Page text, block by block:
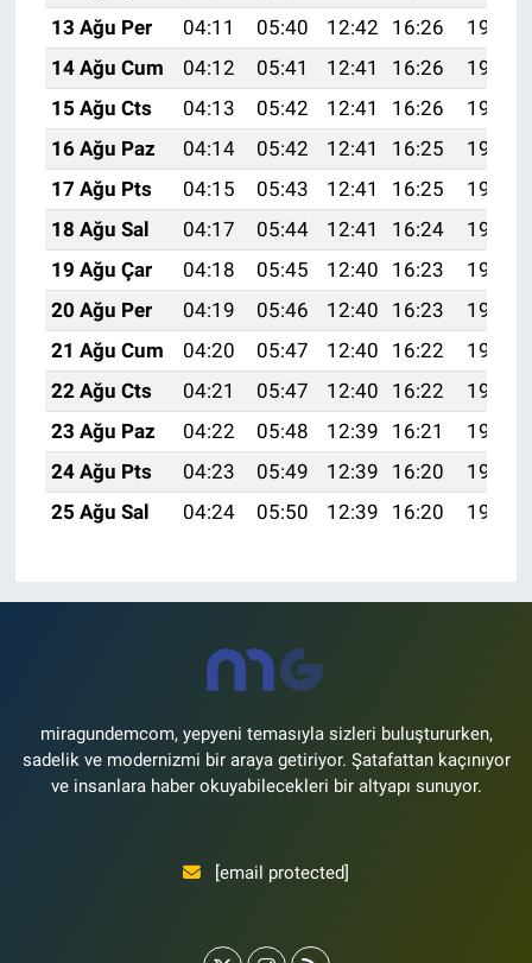
13 Ağu Per
04:11 05:40 12:42 16:26
19:33
14 Ağu Cum
04:12 05:41 12:41 16:26
19:32
15 Ağu Cts
04:13 05:42 12:41 16:26
19:31
16 Ağu Paz
04:14 05:42 12:41 16:25
19:30
17 Ağu Pts
04:15 05:43 12:41 16:25
19:28
18 Ağu Sal
04:17 05:44 12:41 16:24
19:27
19 Ağu Çar
04:18 05:45 12:40 16:23
19:26
20 Ağu Per
04:19 05:46 12:40 16:23
19:25
21 Ağu Cum
04:20 05:47 12:40 16:22
19:23
22 Ağu Cts
04:21 05:47 12:40 16:22
19:22
23 Ağu Paz
04:22 05:48 12:39 16:21
19:21
24 Ağu Pts
04:23 05:49 12:39 16:20
19:19
25 Ağu Sal
04:24 05:50 12:39 16:20 19:18
miragundemcom, yepyeni temasıyla sizleri buluştururken,
sadelik ve modernizmi bir araya getiriyor. Şatafattan kaçınıyor
ve insanlara haber okuyabilecekleri bir altyapı sunuyor.
[email protected]